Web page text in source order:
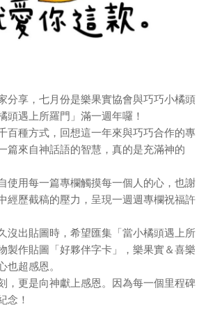
分享，七月份是樂果實協會與巧巧小橘頭
頭遇上所羅門」滿一週年囉！
百種方式，回想這一年來與巧巧合作的專
篇來自神話語的智慧，真的是充滿神的
使用每一篇專欄觸摸每一個人的心，也謝
經歷截稿的壓力，呈現一週週專欄祝福許
沒出貼圖時，希望匯集「當小橘頭遇上所
製作貼圖「好夥伴字卡」，樂果實＆喜樂
超感恩。
，更是向神獻上感恩。因為每一個里程碑
念！